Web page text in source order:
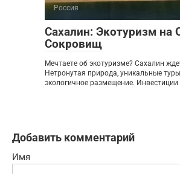
Россия
Сахалин: Экотуризм на
Сокровищ
Мечтаете об экотуризме? Сахалин
Нетронутая природа, уникальные
экологичное размещение. Инвестиции
Добавить комментарий
Имя